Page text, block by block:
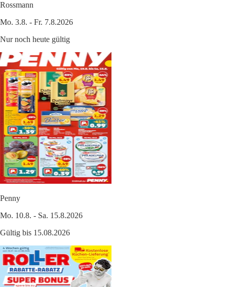
Rossmann
Mo. 3.8. - Fr. 7.8.2026
Nur noch heute gültig
Penny
Mo. 10.8. - Sa. 15.8.2026
Gültig bis 15.08.2026